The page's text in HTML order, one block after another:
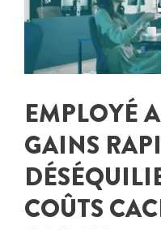
EMPLOYÉ
GAINS
COÛTS